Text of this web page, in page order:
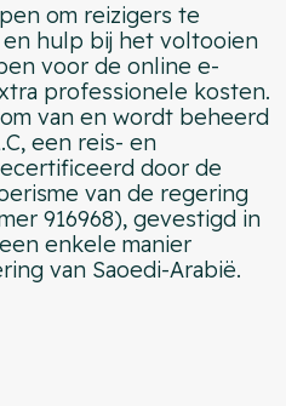
om reizigers te
hulp bij het voltooien
voor de online e-
professionele kosten.
van en wordt beheerd
een reis- en
door de
van de regering
916968), gevestigd in
enkele manier
van Saoedi-Arabië.